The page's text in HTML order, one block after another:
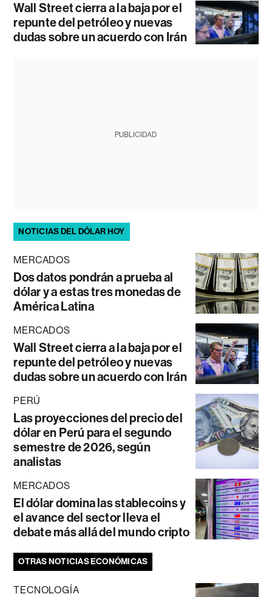
Wall Street cierra a la baja por el
repunte del petróleo y nuevas
dudas sobre un acuerdo con Irán
PUBLICIDAD
NOTICIAS DEL DÓLAR HOY
MERCADOS
Dos datos pondrán a prueba al
dólar y a estas tres monedas de
América Latina
MERCADOS
Wall Street cierra a la baja por el
repunte del petróleo y nuevas
dudas sobre un acuerdo con Irán
PERÚ
Las proyecciones del precio del
dólar en Perú para el segundo
semestre de 2026, según
analistas
MERCADOS
El dólar domina las stablecoins y
el avance del sector lleva el
debate más allá del mundo cripto
OTRAS NOTICIAS ECONÓMICAS
TECNOLOGÍA